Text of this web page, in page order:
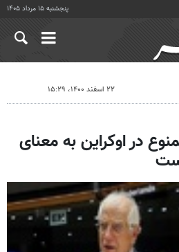
پنجشنبه ۱۵ مرداد ۱۴۰۵
۲۲ اسفند ۱۴۰۰، ۱۵:۲۹
در اوکراین به معنای